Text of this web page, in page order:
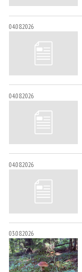
04.08.2026
04.08.2026
04.08.2026
03.08.2026